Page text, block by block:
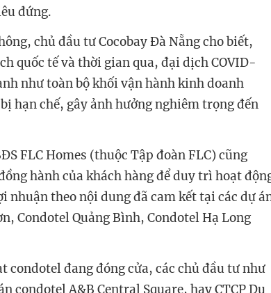
đứng.
chủ đầu tư Cocobay Đà Nẵng cho biết,
quốc tế và thời gian qua, đại dịch COVID-
như toàn bộ khối vận hành kinh doanh
hạn chế, gây ảnh hưởng nghiêm trọng đến
FLC Homes (thuộc Tập đoàn FLC) cũng
hành của khách hàng để duy trì hoạt
theo nội dung đã cam kết tại các dự
Condotel Quảng Bình, Condotel Hạ Long
condotel đang đóng cửa, các chủ đầu tư như
condotel A&B Central Square, hay CTCP Du